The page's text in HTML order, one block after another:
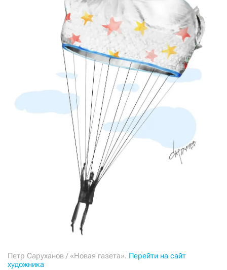
Петр Саруханов / «Новая газета». Перейти на сайт
художника